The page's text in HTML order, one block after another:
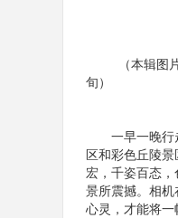
（本辑图片
旬）
一早一晚行
区和彩色丘陵
宏，千姿百态
景所震撼。相
心灵，才能将一